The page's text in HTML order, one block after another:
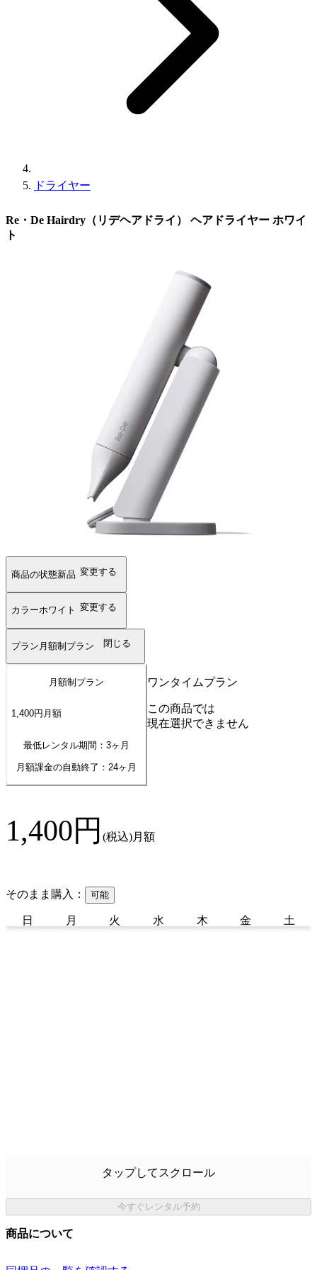
ドライヤー
Re・De Hairdry（リデヘアドライ） ヘアドライヤー ホワイ
ト
商品の状態新品 変更する
カラーホワイト 変更する
プラン 月額制プラン 閉じる
月額制プラン
1,400円 月額
最低レンタル期間：3ヶ月
月額課金の自動終了： 24ヶ月
ワンタイムプラン
この商品では
現在選択できません
1,400円 (税込)月額
そのまま購入： 可能
日 月 火 水 木 金 土
タップしてスクロール
今すぐレンタル予約
商品について